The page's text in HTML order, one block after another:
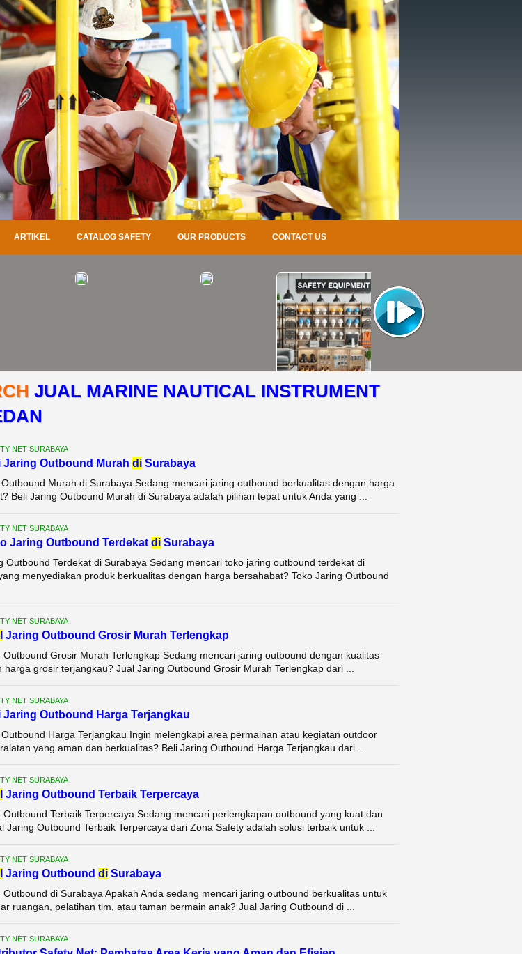
ARTIKEL CATALOG SAFETY OUR PRODUCTS CONTACT US
JUAL MARINE NAUTICAL INSTRUMENT
NET SURABAYA
Jaring Outbound Murah diSurabaya
Murah di Surabaya Sedang mencari jaring outbound berkualitas dengan harga
Beli Jaring Outbound Murah di Surabaya adalah pilihan tepat untuk Anda yang ...
NET SURABAYA
Jaring Outbound Terdekat diSurabaya
Outbound Terdekat di Surabaya Sedang mencari toko jaring outbound terdekat di
menyediakan produk berkualitas dengan harga bersahabat? Toko Jaring Outbound
NET SURABAYA
Jaring Outbound Grosir Murah Terlengkap
Outbound Grosir Murah Terlengkap Sedang mencari jaring outbound dengan kualitas
harga grosir terjangkau? Jual Jaring Outbound Grosir Murah Terlengkap dari ...
NET SURABAYA
Jaring Outbound Harga Terjangkau
Harga Terjangkau Ingin melengkapi area permainan atau kegiatan outdoor
yang aman dan berkualitas? Beli Jaring Outbound Harga Terjangkau dari ...
NET SURABAYA
Jaring Outbound Terbaik Terpercaya
Outbound Terbaik Terpercaya Sedang mencari perlengkapan outbound yang kuat dan
Jaring Outbound Terbaik Terpercaya dari Zona Safety adalah solusi terbaik untuk ...
NET SURABAYA
Jaring Outbound diSurabaya
Outbound di Surabaya Apakah Anda sedang mencari jaring outbound berkualitas untuk
ruangan, pelatihan tim, atau taman bermain anak? Jual Jaring Outbound di ...
NET SURABAYA